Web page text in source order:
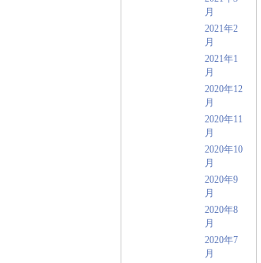
月
2021年2
月
2021年1
月
2020年12
月
2020年11
月
2020年10
月
2020年9
月
2020年8
月
2020年7
月